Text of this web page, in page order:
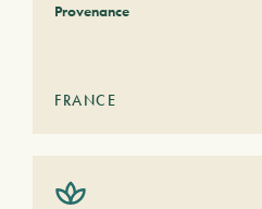
Provenance
FRANCE